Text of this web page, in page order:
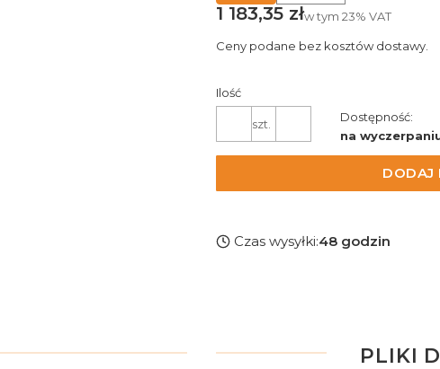
Cena
1 183,35 złw tym 23% VAT
Ceny podane bez kosztów dostawy.
Ilość
szt.
Dostępność:
na
DODAJ
Czas wysyłki:48 godzin
PLIKI